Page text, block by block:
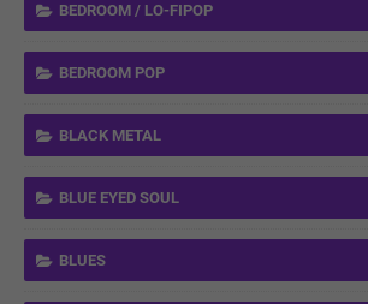
BEDROOM / LO-FIPOP
BEDROOM POP
BLACK METAL
BLUE EYED SOUL
BLUES